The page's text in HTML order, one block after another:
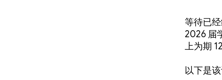
等待已
2026 届
上为期
以下是